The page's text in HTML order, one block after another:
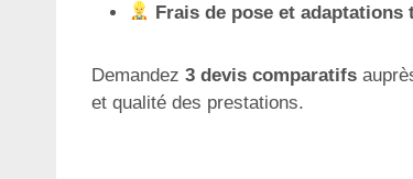
Frais de pose et adaptations
Demandez 3 devis comparatifs
et qualité des prestations.